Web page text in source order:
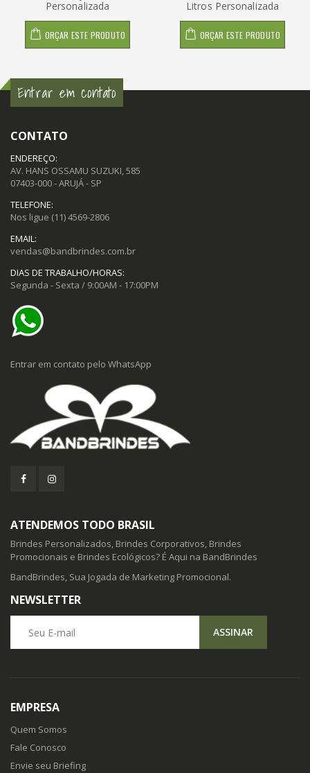
Personalizada
ORÇAR ESTE PRODUTO
Litros Personalizada
ORÇAR ESTE PRODUTO
Entrar em contato
CONTATO
ENDEREÇO:
AV. HANS OSSAMU SUZUKI, 585
07403-000 - ARUJÁ - SP
TELEFONE:
Nos ligue (11) 4569-2806
EMAIL:
vendas@bandbrindes.com.br
DIAS DE TRABALHO/HORAS:
Segunda - Sexta / 9:00AM - 17:00PM
Entrar em contato pelo WhatsApp
ATENDEMOS TODO BRASIL
Brindes Personalizados, Brindes Corporativos, Brindes
Promocionais e Brindes Ecológicos? É Aqui na BandBrindes
BandBrindes, Sua Jogada de Marketing Promocional.
NEWSLETTER
ASSINAR
EMPRESA
Quem Somos
Fale Conosco
Envie seu Briefing